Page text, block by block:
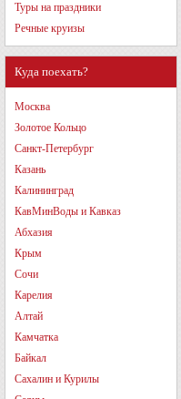
Туры на праздники
Речные круизы
Куда поехать?
Москва
Золотое Кольцо
Санкт-Петербург
Казань
Калининград
КавМинВоды и Кавказ
Абхазия
Крым
Сочи
Карелия
Алтай
Камчатка
Байкал
Сахалин и Курилы